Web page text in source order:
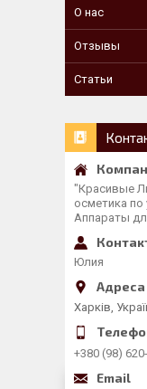
О нас
Отзывы
Статьи
"Красивые
осметика
Аппараты
Юлия
Харків,
+380 (98)